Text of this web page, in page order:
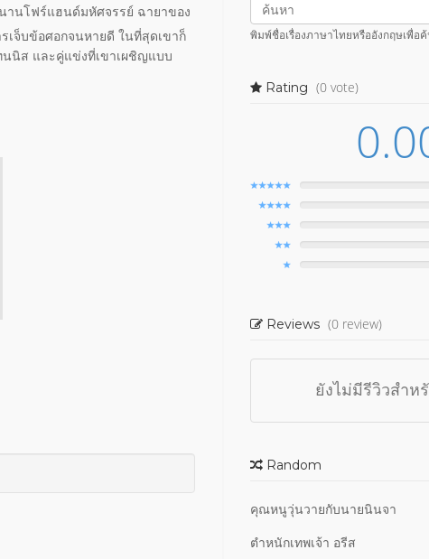
นานโฟร์แฮนด์มหัศจรรย์ ฉายาของ
เจ็บข้อศอกจนหายดี ในที่สุดเขาก็
นนิส และคู่แข่งที่เขาเผชิญแบบ
พิมพ์ชื่อเรื่องภาษาไทยหรืออังกฤษเพื่อ
Rating (0 vote)
Reviews (0 review)
ยังไม่มีรีวิวสำห
Random
คุณหนูวุ่นวายกับนายนินจา
ตำหนักเทพเจ้า อรีส